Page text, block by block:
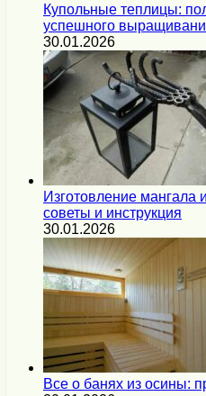
Купольные теплицы:
успешного
30.01.2026
Изготовление мангала
советы и инструкция
30.01.2026
Все о банях из осины: